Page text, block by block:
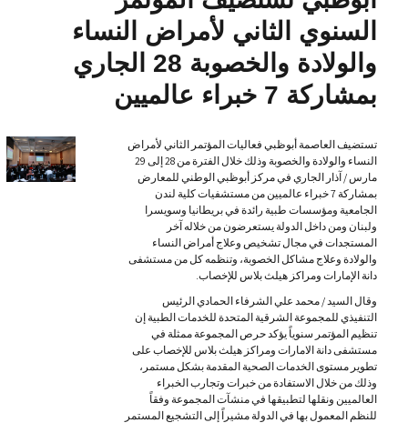
السنوي الثاني لأمراض النساء
والولادة والخصوبة 28 الجاري
بمشاركة 7 خبراء عالميين
تستضيف العاصمة أبوظبي فعاليات المؤتمر الثاني لأمراض
النساء والولادة والخصوبة وذلك خلال الفترة من 28 إلى 29
مارس / آذار الجاري في مركز أبوظبي الوطني للمعارض
بمشاركة 7 خبراء عالميين من مستشفيات كلية لندن
الجامعية ومؤسسات طبية رائدة في بريطانيا وسويسرا
ولبنان ومن داخل الدولة يستعرضون من خلاله آخر
المستجدات في مجال تشخيص وعلاج أمراض النساء
والولادة وعلاج مشاكل الخصوبة، وتنظمه كل من مستشفى
دانة الإمارات ومراكز هيلث بلاس للإخصاب.
وقال السيد / محمد علي الشرفاء الحمادي الرئيس
التنفيذي للمجموعة الشرقية المتحدة للخدمات الطبية إن
تنظيم المؤتمر سنوياً يؤكد حرص المجموعة ممثلة في
مستشفى دانة الامارات ومراكز هيلث بلاس للإخصاب على
تطوير مستوى الخدمات الصحية المقدمة بشكل مستمر،
وذلك من خلال الاستفادة من خبرات وتجارب الخبراء
العالميين ونقلها لتطبيقها في منشآت المجموعة وفقاً
للنظم المعمول بها في الدولة مشيراً إلى التشجيع المستمر